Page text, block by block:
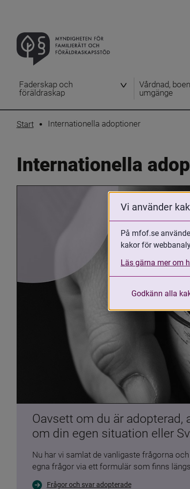
Faderskap och
föräldraskap
Vårdnad,
umgänge
Start Internationella adoptioner
Internationella
Oavsett om du är
om din egen situation eller
Nu har vi samlat de vanligaste frågorna
egna frågor via ett formulär som finns
Frågor och svar adopterade
Vi använder
På mfof.se
kakor för
Läs gärna mer om
Godkänn alla